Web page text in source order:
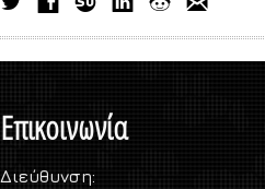
Επικοινωνία
Διεύθυνση: